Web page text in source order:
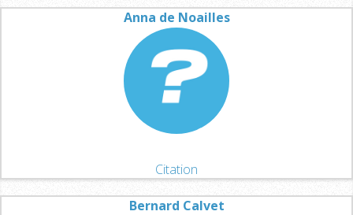
Anna de Noailles
Citation
Bernard Calvet